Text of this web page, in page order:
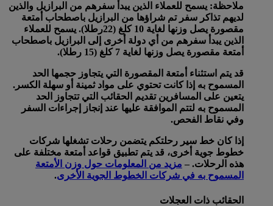
ملاحظة: يسمح للعملاء الذين يبدأ سفرهم من البرازيل والذين
لديهم تذاكر سفر تم شراؤها من البرازيل باصطحاب أمتعة
مقصورة يصل وزنها لغاية 10 كلغ (22رطلا). يسمح للعملاء
الذين يبدأ سفرهم من أي دولة أخرى إلى البرازيل باصطحاب
أمتعة مقصورة يصل وزنها لغاية 7 كلغ (15 رطلا).
قد يتم استثناء أمتعة المقصورة التي يتجاوز حجمها الحد
المسموح به إذا كانت تحتوي على مواد ثمينة أو سهلة الكسر.
يتعين على المسافرين تقديم الحقائب التي تتجاوز الحد
المسموح به لتتم الموافقة عليها عند إنجاز إجراءات السفر
وفي نقاط الفحص.
إذا كان خط سير رحلتكم يتضمن رحلات تشغلها شركات
خطوط جوية أخرى، قد يتم تطبيق قواعد أمتعة مختلفة على
هذه الرحلات. – مزيد من المعلومات حول وزن الأمتعة
المسموح به في شركات الخطوط الجوية الأخرى.
الحقائب ذات العجلات